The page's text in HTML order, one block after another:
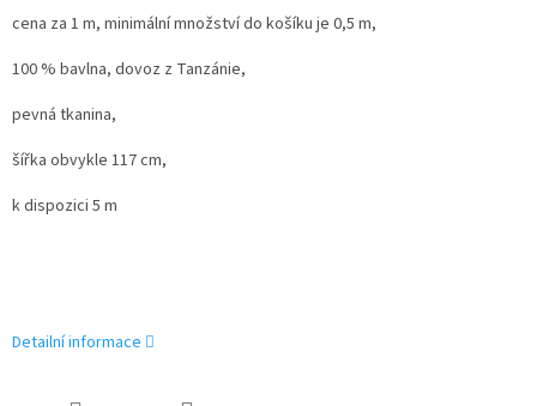
cena za 1 m, minimální množství do košíku je 0,5 m,
100 % bavlna, dovoz z Tanzánie,
pevná tkanina,
šířka obvykle 117 cm,
k dispozici 5 m
Detailní informace